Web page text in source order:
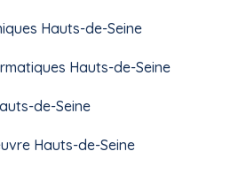
Hauts-de-Seine
Hauts-de-Seine
de-Seine
Hauts-de-Seine